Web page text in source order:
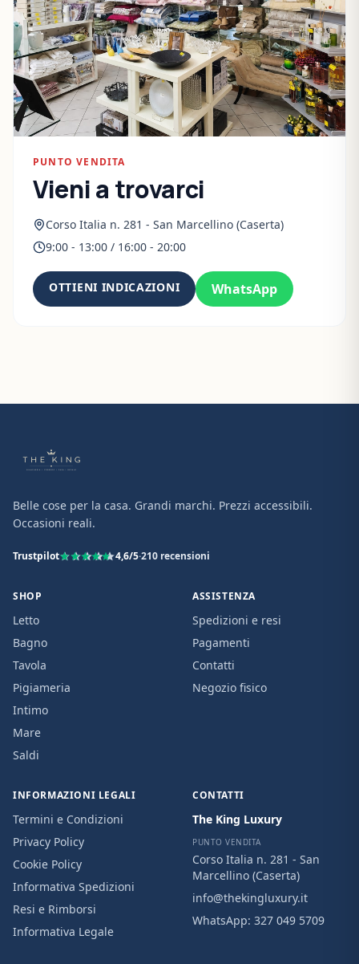
PUNTO VENDITA
Vieni a trovarci
Corso Italia n. 281 - San Marcellino (Caserta)
9:00 - 13:00 / 16:00 - 20:00
OTTIENI INDICAZIONI WhatsApp
Belle cose per la casa. Grandi marchi. Prezzi accessibili.
Occasioni reali.
Trustpilot 4,6/5·210 recensioni
SHOP
Letto
Bagno
Tavola
Pigiameria
Intimo
Mare
Saldi
ASSISTENZA
Spedizioni e resi
Pagamenti
Contatti
Negozio fisico
INFORMAZIONI LEGALI
Termini e Condizioni
Privacy Policy
Cookie Policy
Informativa Spedizioni
Resi e Rimborsi
Informativa Legale
CONTATTI
The King Luxury
PUNTO VENDITA
Corso Italia n. 281 - San
Marcellino (Caserta)
info@thekingluxury.it
WhatsApp: 327 049 5709